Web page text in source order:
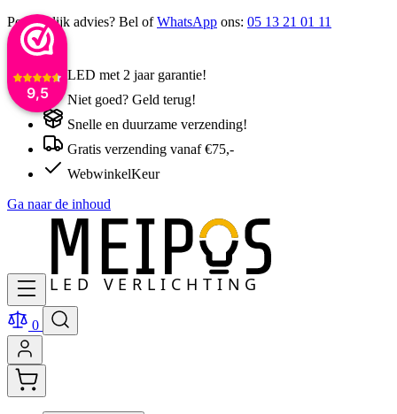
9,5
Persoonlijk advies? Bel ofWhatsApp ons: 05 13 21 01 11
LED met 2 jaar garantie!
Niet goed? Geld terug!
Snelle en duurzame verzending!
Gratis verzending vanaf €75,-
WebwinkelKeur
Ga naar de inhoud
0